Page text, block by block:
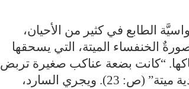
الطابع في كثير من الأحيان،
الخنفساء الميتة، التي يسحقها
“كانت بضعة عناكب صغيرة تربض
تحته، حاكت بخيوطها الدقيقة بيتًا علقت داخله خنفساء رمادية ميتة” (ص: 23). ويجري السارد،